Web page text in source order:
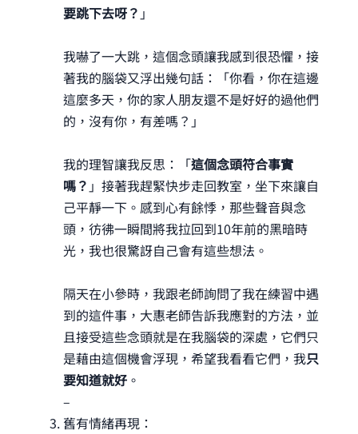
要跳下去呀？ 」
我嚇了一大跳，這個念頭讓我感到很恐懼，接
著我的腦袋又浮出幾句話：「你看，你在這邊
這麼多天，你的家人朋友還不是好好的過他們
的，沒有你，有差嗎？」
我的理智讓我反思：「這個念頭符合事實
嗎？ 」接著我趕緊快步走回教室，坐下來讓自
己平靜一下。感到心有餘悸，那些聲音與念
頭，彷彿一瞬間將我拉回到10年前的黑暗時
光，我也很驚訝自己會有這些想法。
隔天在小參時，我跟老師詢問了我在練習中遇
到的這件事，大惠老師告訴我應對的方法，並
且接受這些念頭就是在我腦袋的深處，它們只
是藉由這個機會浮現，希望我看看它們，我只
要知道就好。
–
舊有情緒再現：